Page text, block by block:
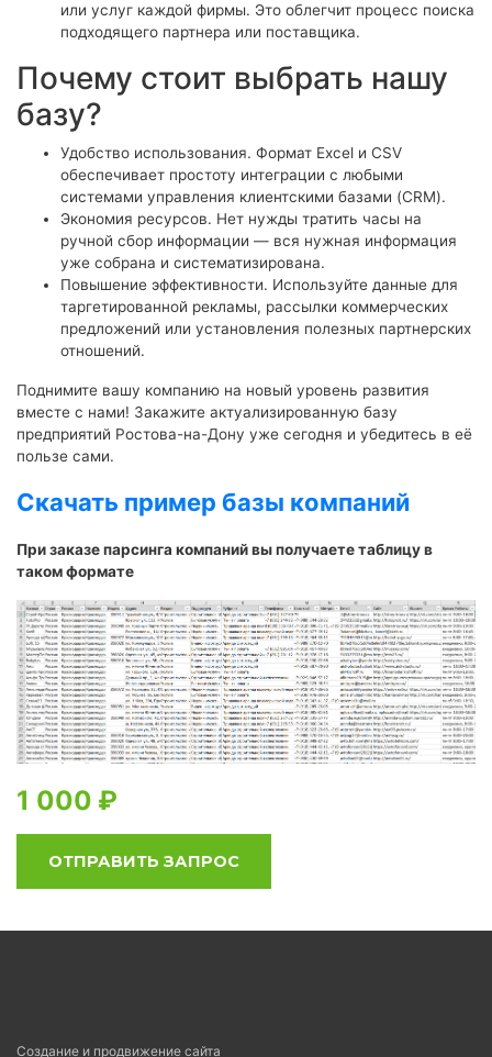
или услуг каждой фирмы. Это облегчит процесс поиска
подходящего партнера или поставщика.
Почему стоит выбрать нашу
базу?
Удобство использования. Формат Excel и CSV
обеспечивает простоту интеграции с любыми
системами управления клиентскими базами (CRM).
Экономия ресурсов. Нет нужды тратить часы на
ручной сбор информации — вся нужная информация
уже собрана и систематизирована.
Повышение эффективности. Используйте данные для
таргетированной рекламы, рассылки коммерческих
предложений или установления полезных партнерских
отношений.
Поднимите вашу компанию на новый уровень развития
вместе с нами! Закажите актуализированную базу
предприятий Ростова-на-Дону уже сегодня и убедитесь в её
пользе сами.
Скачать пример базы компаний
При заказе парсинга компаний вы получаете таблицу в
таком формате
1 000
ОТПРАВИТЬ ЗАПРОС
Создание и продвижение сайта